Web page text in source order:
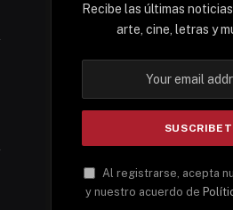
Recibe las últimas
arte, cine, letras y
Al registrarse, acepta
y nuestro acuerdo de